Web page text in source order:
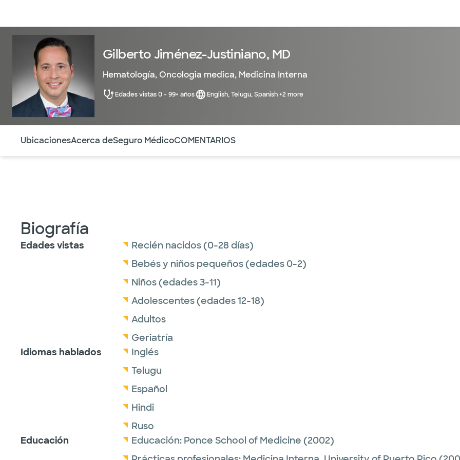
Gilberto Jiménez-Justiniano, MD
Hematología, Oncologia medica, Medicina Interna
Edades vistas 0 - 99+ años English, Telugu, Spanish +2 more
UbicacionesAcerca deSeguro MédicoCOMENTARIOS
Biografía
Edades vistas
Recién nacidos (0-28 días)
Bebés y niños pequeños (edades 0-2)
Niños (edades 3-11)
Adolescentes (edades 12-18)
Adultos
Geriatría
Idiomas hablados
Inglés
Telugu
Español
Hindi
Ruso
Educación
Educación: Ponce School of Medicine (2002)